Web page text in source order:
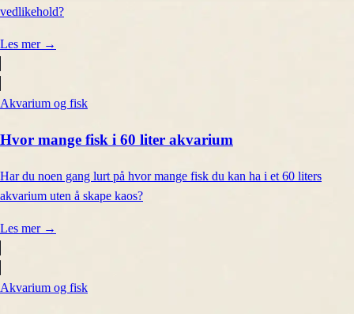
vedlikehold?
Les mer →
Akvarium og fisk
Hvor mange fisk i 60 liter akvarium
Har du noen gang lurt på hvor mange fisk du kan ha i et 60 liters
akvarium uten å skape kaos?
Les mer →
Akvarium og fisk